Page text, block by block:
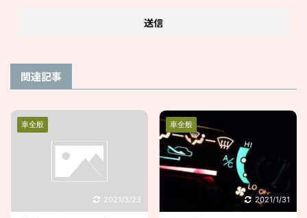
関連記事
車全般
2021/3/23
車全般
2021/1/31